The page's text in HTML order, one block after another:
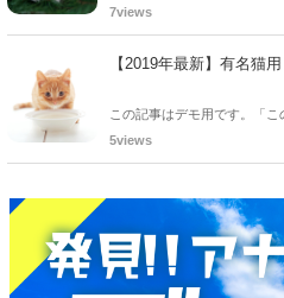
としてご確認ください。
7views
【2019年最新】有名猫
この記事はデモ用です。「こ
としてご確認ください。
5views